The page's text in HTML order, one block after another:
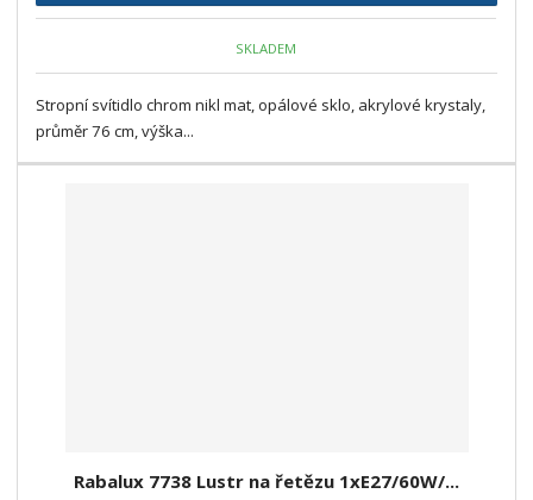
SKLADEM
Stropní svítidlo chrom nikl mat, opálové sklo, akrylové krystaly,
průměr 76 cm, výška...
Rabalux 7738 Lustr na řetězu 1xE27/60W/...